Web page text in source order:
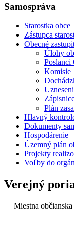
Samospráva
Starostka obce
Zástupca
Obecné
Úlohy
Poslanci
Komisie
Plán
Hlavný
Dokumenty
Hospodárenie
Územný plán
Projekty
Voľby do
Verejný
Miestna